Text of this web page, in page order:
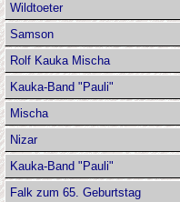
Wildtoeter
Samson
Rolf Kauka Mischa
Kauka-Band "Pauli"
Mischa
Nizar
Kauka-Band "Pauli"
Falk zum 65. Geburtstag